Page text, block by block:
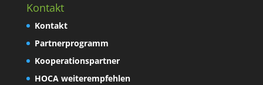
Kontakt
Kontakt
Partnerprogramm
Kooperationspartner
HOCA weiterempfehlen